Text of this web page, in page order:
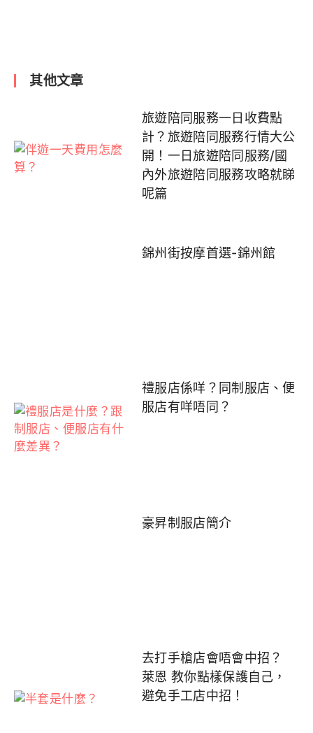
其他文章
旅遊陪同服務一日收費點
計？旅遊陪同服務行情大公
開！一日旅遊陪同服務/國
內外旅遊陪同服務攻略就睇
呢篇
錦州街按摩首選-錦州館
禮服店係咩？同制服店、便
服店有咩唔同？
豪昇制服店簡介
去打手槍店會唔會中招？
萊恩 教你點樣保護自己，
避免手工店中招！